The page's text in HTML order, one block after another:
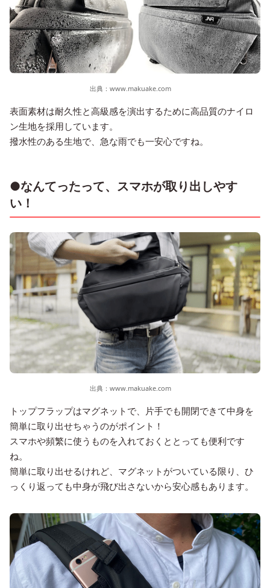
出典： www.makuake.com
表面素材は耐久性と高級感を演出するために高品質のナイロ
ン生地を採用しています。
撥水性のある生地で、急な雨でも一安心ですね。
●なんてったって、スマホが取り出しやす
い！
出典： www.makuake.com
トップフラップはマグネットで、片手でも開閉できて中身を
簡単に取り出せちゃうのがポイント！
スマホや頻繁に使うものを入れておくととっても便利です
ね。
簡単に取り出せるけれど、マグネットがついている限り、ひ
っくり返っても中身が飛び出さないから安心感もあります。